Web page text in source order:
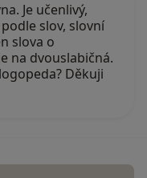
Je učenlivý,
slov, slovní
slova o
na dvouslabičná.
Děkuji